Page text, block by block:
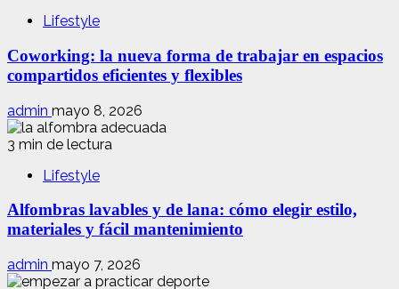
Lifestyle
Coworking: la nueva forma de trabajar en espacios
compartidos eficientes y flexibles
admin mayo 8, 2026
3 min de lectura
Lifestyle
Alfombras lavables y de lana: cómo elegir estilo,
materiales y fácil mantenimiento
admin mayo 7, 2026